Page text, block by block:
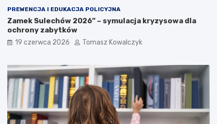
PREWENCJA I EDUKACJA POLICYJNA
Zamek Sulechów 2026” – symulacja kryzysowa dla
ochrony zabytków
19 czerwca 2026 Tomasz Kowalczyk